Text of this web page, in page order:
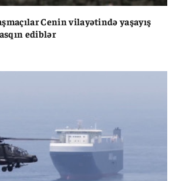
Cenin vilayətində yaşayış
ediblər